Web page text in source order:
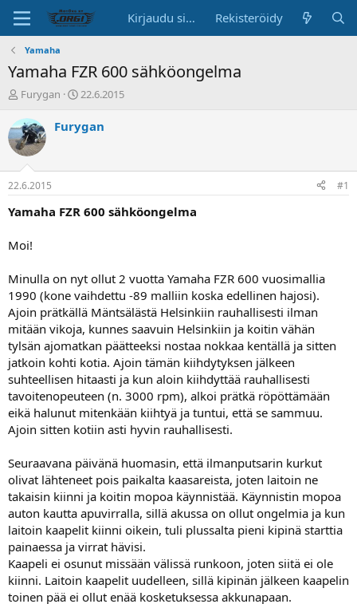
Kirjaudu sisään Rekisteröidy
Yamaha
Yamaha FZR 600 sähköongelma
K
s
k
u
s
t
e
l
a
o
i
t
t
a
j
a
Furygan
A
o
p
ä
22.6.2015
Furygan
22.6.2015 #1
Yamaha FZR 600 sähköongelma
Moi!
Minulla on nyt ollut 2 vuotta Yamaha FZR 600 vuosimallia
1990 (kone vaihdettu -89 malliin koska edellinen hajosi).
Ajoin prätkällä Mäntsälästä Helsinkiin rauhallisesti ilman
mitään vikoja, kunnes saavuin Helsinkiin ja koitin vähän
tylsän ajomatkan päätteeksi nostaa nokkaa kentällä ja sitten
jatkoin kohti kotia. Ajoin tämän kiihdytyksen jälkeen
suhteellisen hitaasti ja kun aloin kiihdyttää rauhallisesti
tavoitenopeuteen (n. 3000 rpm), alkoi prätkä röpöttämään
eikä halunut mitenkään kiihtyä ja tuntui, että se sammuu.
Ajoin sitten kotiin asti hyvin rauhallisesti.
Seuraavana päivänä huomasin, että ilmanputsarin kurkut
olivat lähteneet pois paikalta kaasareista, joten laitoin ne
takaisin kiinni ja koitin mopoa käynnistää. Käynnistin mopoa
auton kautta apuvirralla, sillä akussa on ollut ongelmia ja kun
laitoin kaapelit kiinni oikein, tuli plussalta pieni kipinä starttia
painaessa ja virrat hävisi.
Kaapeli ei osunut missään välissä runkoon, joten siitä ei ole
kiinni. Laitoin kaapelit uudelleen, sillä kipinän jälkeen kaapelin
toinen pää ei ollut enää kosketuksessa akkunapaan.